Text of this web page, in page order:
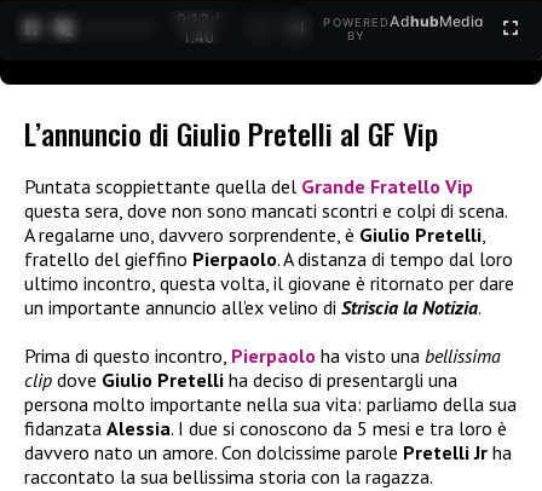
0:12 /
1:40
POWERED
BY
AdhubMedia
L’annuncio di Giulio Pretelli al GF Vip
Puntata scoppiettante quella del Grande Fratello Vip
questa sera, dove non sono mancati scontri e colpi di scena.
A regalarne uno, davvero sorprendente, è Giulio Pretelli,
fratello del gieffino Pierpaolo. A distanza di tempo dal loro
ultimo incontro, questa volta, il giovane è ritornato per dare
un importante annuncio all’ex velino di Striscia la Notizia.
Prima di questo incontro, Pierpaolo ha visto una bellissima
clip dove Giulio Pretelli ha deciso di presentargli una
persona molto importante nella sua vita: parliamo della sua
fidanzata Alessia. I due si conoscono da 5 mesi e tra loro è
davvero nato un amore. Con dolcissime parole Pretelli Jr ha
raccontato la sua bellissima storia con la ragazza.